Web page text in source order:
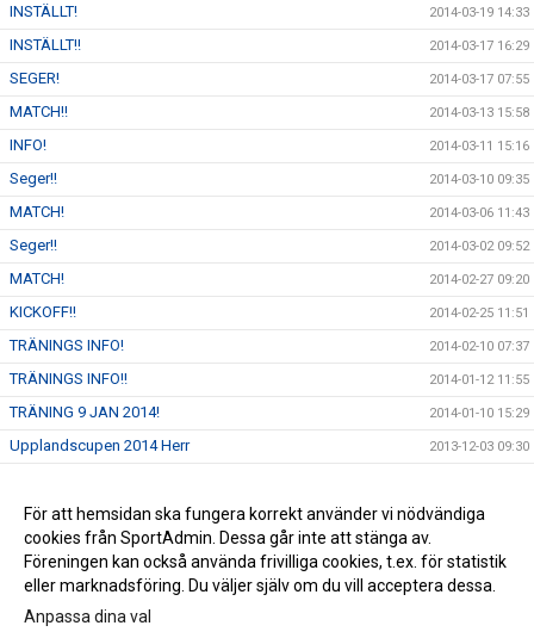
INSTÄLLT! 2014-03-19 14:33
INSTÄLLT!! 2014-03-17 16:29
SEGER! 2014-03-17 07:55
MATCH!! 2014-03-13 15:58
INFO! 2014-03-11 15:16
Seger!! 2014-03-10 09:35
MATCH! 2014-03-06 11:43
Seger!! 2014-03-02 09:52
MATCH! 2014-02-27 09:20
KICKOFF!! 2014-02-25 11:51
TRÄNINGS INFO! 2014-02-10 07:37
TRÄNINGS INFO!! 2014-01-12 11:55
TRÄNING 9 JAN 2014! 2014-01-10 15:29
Upplandscupen 2014 Herr 2013-12-03 09:30
Välkomna! 2013-11-20 09:33
Tack ! 2013-10-25 07:46
För att hemsidan ska fungera korrekt använder vi nödvändiga
cookies från SportAdmin. Dessa går inte att stänga av.
Föreningen kan också använda frivilliga cookies, t.ex. för statistik
eller marknadsföring. Du väljer själv om du vill acceptera dessa.
Anpassa dina val